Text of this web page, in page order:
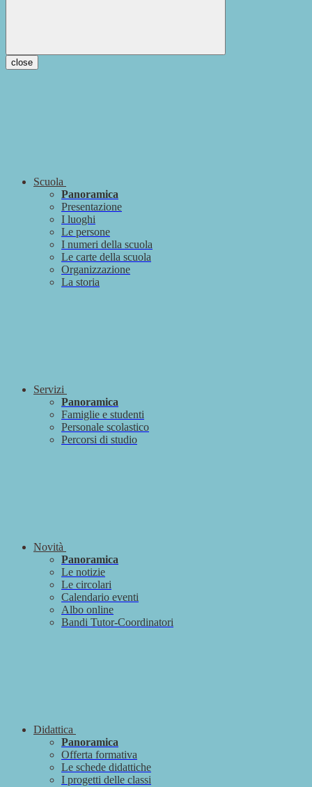
close
Scuola
Panoramica
Presentazione
I luoghi
Le persone
I numeri della scuola
Le carte della scuola
Organizzazione
La storia
Servizi
Panoramica
Famiglie e studenti
Personale scolastico
Percorsi di studio
Novità
Panoramica
Le notizie
Le circolari
Calendario eventi
Albo online
Bandi Tutor-Coordinatori
Didattica
Panoramica
Offerta formativa
Le schede didattiche
I progetti delle classi